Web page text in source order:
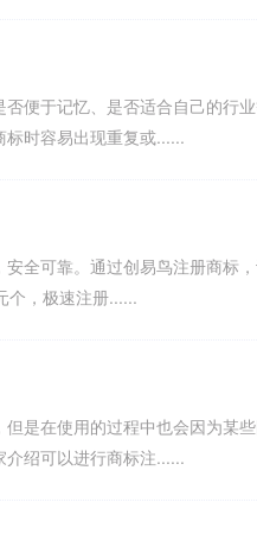
便于记忆、是否适合自己的行
时容易出现重复或......
全可靠。通过创易鸟注册商标
个，极速注册......
在使用的过程中也会因为某
绍可以进行商标注......